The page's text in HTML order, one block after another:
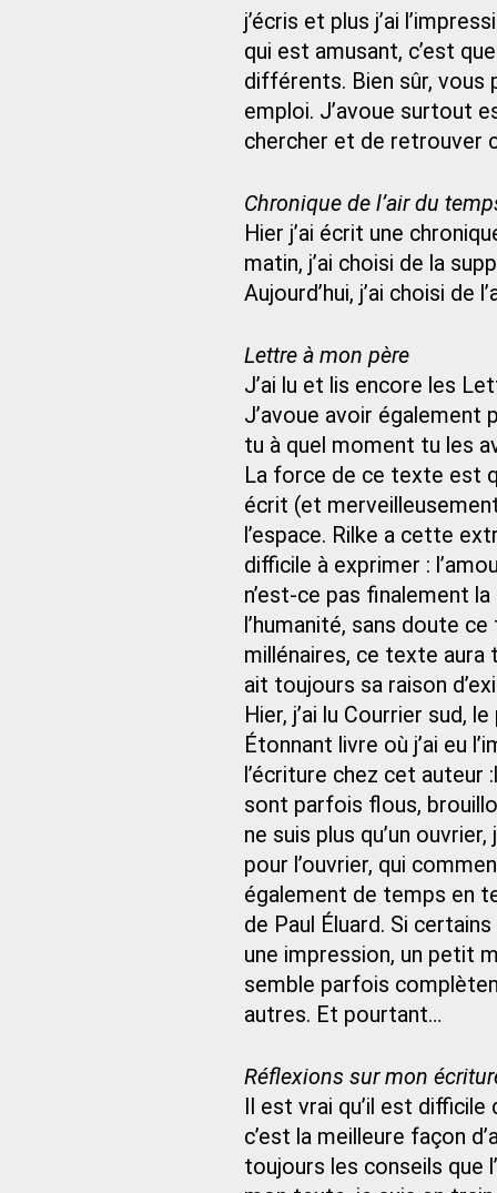
j’écris et plus j’ai
qui est amusant, c’est
différents. Bien sûr, vous
emploi. J’avoue surtout
chercher et de retrouver
Chronique de l’air du
Hier j’ai écrit une
matin, j’ai choisi de la
Aujourd’hui, j’ai choisi de
Lettre à mon père
J’ai lu et lis encore les
J’avoue avoir
tu à quel moment tu les
La force de ce texte est
écrit (et
l’espace. Rilke a cette
difficile à exprimer :
n’est-ce pas finalement
l’humanité, sans doute
millénaires, ce texte
ait toujours sa raison
Hier, j’ai lu Courrier sud,
Étonnant livre où j’ai eu
l’écriture chez cet auteur
sont parfois flous,
ne suis plus qu’un
pour l’ouvrier, qui
également de temps en
de Paul Éluard. Si
une impression, un petit
semble parfois
autres. Et pourtant…
Réflexions sur mon
Il est vrai qu’il est
c’est la meilleure façon
toujours les conseils que